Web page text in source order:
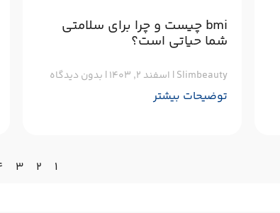
bmi چیست و چرا برای سلامتی
شما حیاتی است؟
Slimbeauty اسفند ۲, ۱۴۰۳ بدون دیدگاه
توضیحات بیشتر
۱ ۲ ۳